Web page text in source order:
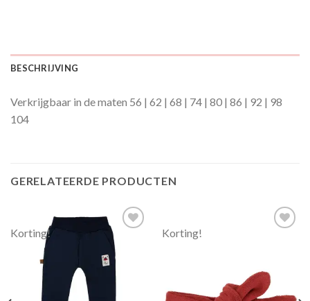
BESCHRIJVING
Verkrijgbaar in de maten 56 | 62 | 68 | 74 | 80 | 86 | 92 | 98
104
GERELATEERDE PRODUCTEN
Korting!
Toevoegen
aan
verlanglijst
Korting!
aan
verlanglijst